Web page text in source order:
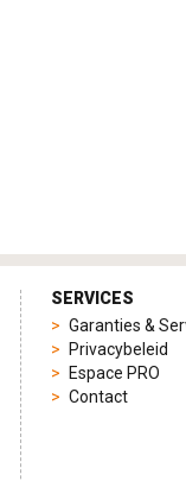
SERVICES
Garanties &
Privacybeleid
Espace PRO
Contact